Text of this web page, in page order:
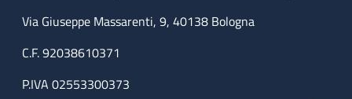
Via Giuseppe Massarenti, 9, 40138 Bologna
C.F. 92038610371
P.IVA 02553300373